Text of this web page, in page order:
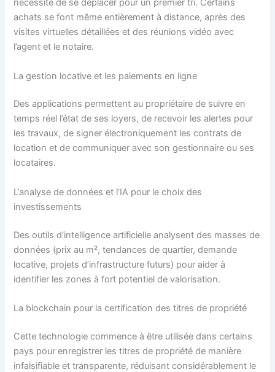
nécessité de se déplacer pour un premier tri. Certains
achats se font même entièrement à distance, après des
visites virtuelles détaillées et des réunions vidéo avec
l’agent et le notaire.
La gestion locative et les paiements en ligne
Des applications permettent au propriétaire de suivre en
temps réel l’état de ses loyers, de recevoir les alertes pour
les travaux, de signer électroniquement les contrats de
location et de communiquer avec son gestionnaire ou ses
locataires.
L’analyse de données et l’IA pour le choix des
investissements
Des outils d’intelligence artificielle analysent des masses de
données (prix au m², tendances de quartier, demande
locative, projets d’infrastructure futurs) pour aider à
identifier les zones à fort potentiel de valorisation.
La blockchain pour la certification des titres de propriété
Cette technologie commence à être utilisée dans certains
pays pour enregistrer les titres de propriété de manière
infalsifiable et transparente, réduisant considérablement le